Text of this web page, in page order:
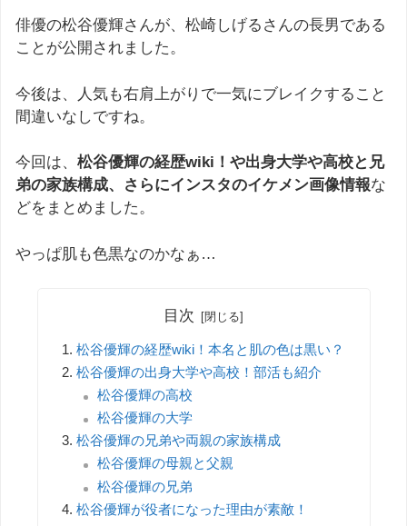
俳優の松谷優輝さんが、松崎しげるさんの長男である
ことが公開されました。
今後は、人気も右肩上がりで一気にブレイクすること
間違いなしですね。
今回は、 松谷優輝の経歴wiki！や出身大学や高校と兄
弟の家族構成、さらにインスタのイケメン画像情報な
どをまとめました。
やっぱ肌も色黒なのかなぁ…
目次
松谷優輝の経歴wiki！本名と肌の色は黒い？
松谷優輝の出身大学や高校！部活も紹介
松谷優輝の高校
松谷優輝の大学
松谷優輝の兄弟や両親の家族構成
松谷優輝の母親と父親
松谷優輝の兄弟
松谷優輝が役者になった理由が素敵！